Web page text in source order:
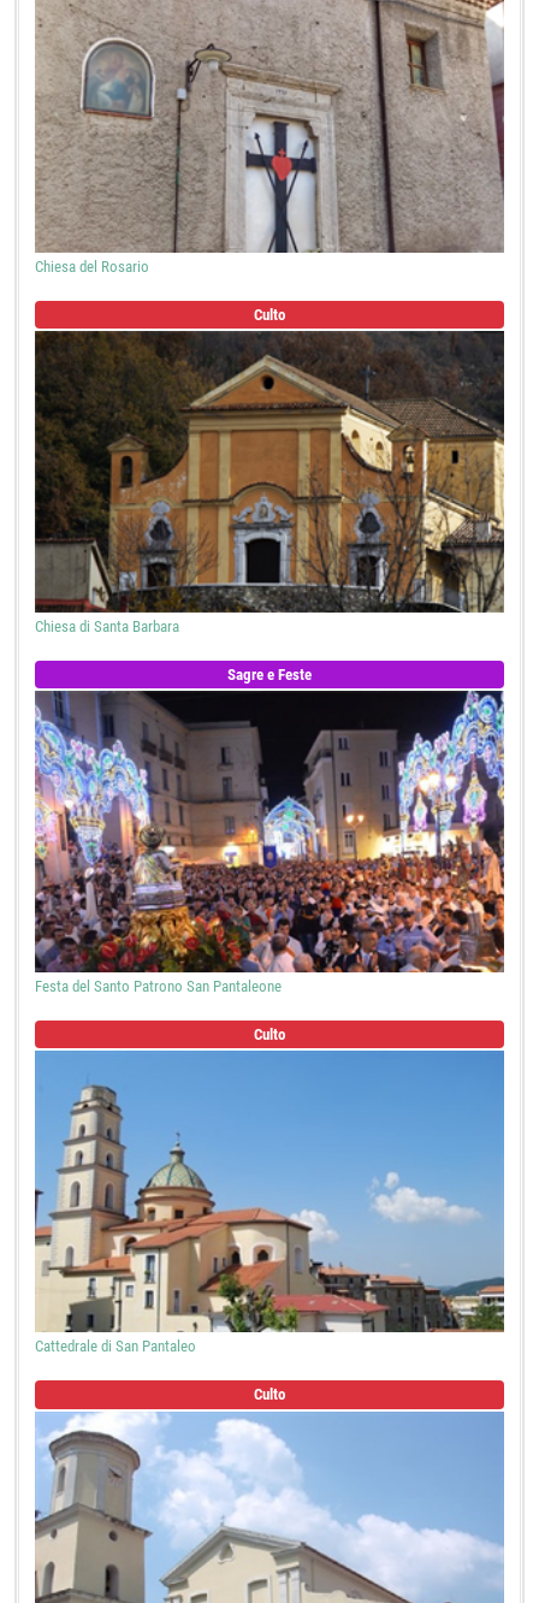
Chiesa del Rosario
Culto
Chiesa di Santa Barbara
Sagre e Feste
Festa del Santo Patrono San Pantaleone
Culto
Cattedrale di San Pantaleo
Culto